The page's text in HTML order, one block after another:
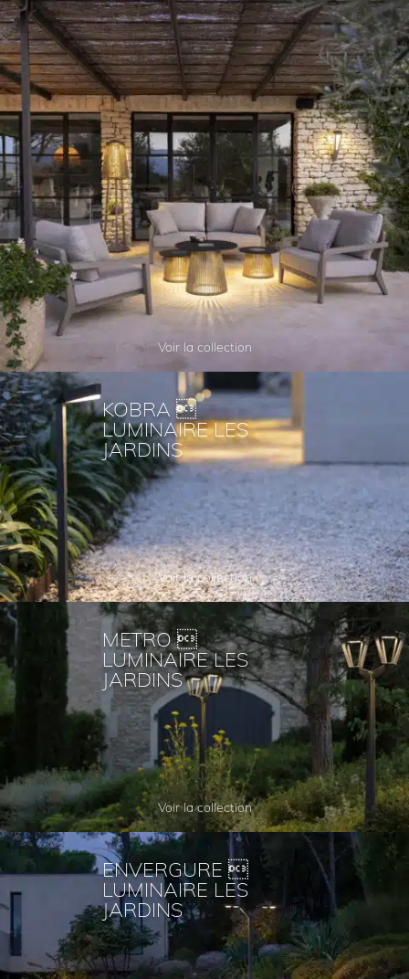
Voir la collection
KOBRA 
LUMINAIRE LES
JARDINS
Voir la collection
METRO 
LUMINAIRE LES
JARDINS
Voir la collection
ENVERGURE 
LUMINAIRE LES
JARDINS